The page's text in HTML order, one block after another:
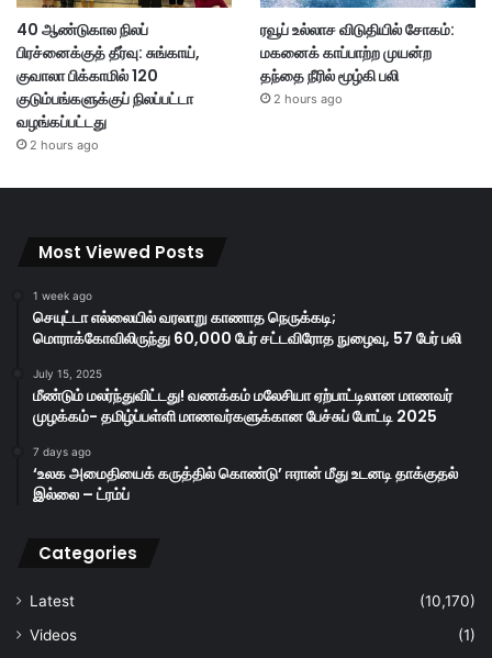
40 ஆண்டுகால நிலப்
பிரச்னைக்குத் தீர்வு: சுங்காய்,
குவாலா பிக்காமில் 120
குடும்பங்களுக்குப் நிலப்பட்டா
வழங்கப்பட்டது
2 hours ago
ரவூப் உல்லாச விடுதியில் சோகம்:
மகனைக் காப்பாற்ற முயன்ற
தந்தை நீரில் மூழ்கி பலி
2 hours ago
Most Viewed Posts
1 week ago
செயுட்டா எல்லையில் வரலாறு காணாத நெருக்கடி;
மொராக்கோவிலிருந்து 60,000 பேர் சட்டவிரோத நுழைவு, 57 பேர் பலி
July 15, 2025
மீண்டும் மலர்ந்துவிட்டது! வணக்கம் மலேசியா ஏற்பாட்டிலான மாணவர்
முழக்கம்- தமிழ்ப்பள்ளி மாணவர்களுக்கான பேச்சுப் போட்டி 2025
7 days ago
‘உலக அமைதியைக் கருத்தில் கொண்டு’ ஈரான் மீது உடனடி தாக்குதல்
இல்லை – ட்ரம்ப்
Categories
Latest
(10,170)
Videos
(1)